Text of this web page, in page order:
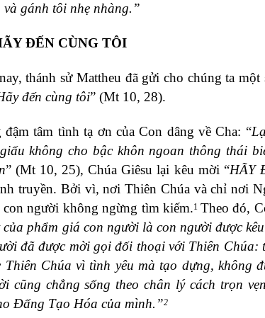
gánh tôi nhẹ nhàng.”
ĐẾN CÙNG TÔI
thánh sử Mattheu đã gửi cho chúng ta một
đến cùng tôi” (Mt 10, 28).
tâm tình tạ ơn của Con dâng về Cha: “
không cho bậc khôn ngoan thông thái
”(Mt 10, 25), Chúa Giêsu lại kêu mời “HÃY
truyền. Bởi vì,nơi Thiên Chúa và chỉ nơi
con người không ngừng tìm kiếm.1 Theo đó,
phẩm giá con người là con người được
đã được mời gọi đối thoại với Thiên Chúa:
Thiên Chúa vì tình yêu mà tạo dựng, không
cũng chẳng sống theo chân lý cách trọn
Đấng Tạo Hóa của mình.”2